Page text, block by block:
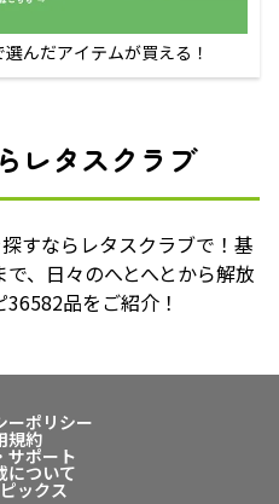
んだアイテムが買える！
レタスクラブ
すならレタスクラブで！基
、日々のへとへとから解放
品をご紹介！
ーポリシー
規約
サポート
について
ックス